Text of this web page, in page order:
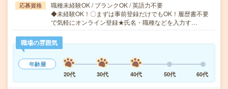
応募資格
職種未経験OK / ブランクOK / 英語力不要
◆未経験OK！〇まずは事前登録だけでもOK！履歴書不要
で気軽にオンライン登録★氏名・職種などを入力す…
職場の雰囲気
年齢層
20代
30代 40代 50代 60代